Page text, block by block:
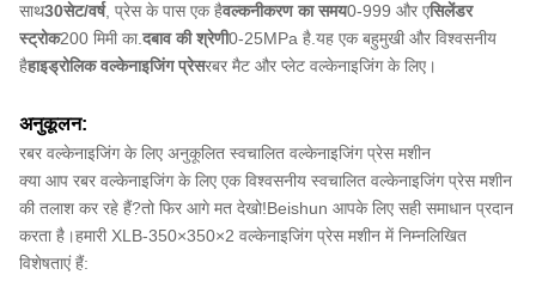
साथ30सेट/वर्ष, प्रेस के पास एक हैवल्कनीकरण का समय0-999 और एसिलेंडर
स्ट्रोक200 मिमी का.दबाव की श्रेणी0-25MPa है.यह एक बहुमुखी और विश्वसनीय
हैहाइड्रोलिक वल्केनाइजिंग प्रेसरबर मैट और प्लेट वल्केनाइजिंग के लिए।
अनुकूलन:
रबर वल्केनाइजिंग के लिए अनुकूलित स्वचालित वल्केनाइजिंग प्रेस मशीन
क्या आप रबर वल्केनाइजिंग के लिए एक विश्वसनीय स्वचालित वल्केनाइजिंग प्रेस मशीन
की तलाश कर रहे हैं?तो फिर आगे मत देखो!Beishun आपके लिए सही समाधान प्रदान
करता है।हमारी XLB-350×350×2 वल्केनाइजिंग प्रेस मशीन में निम्नलिखित
विशेषताएं हैं: